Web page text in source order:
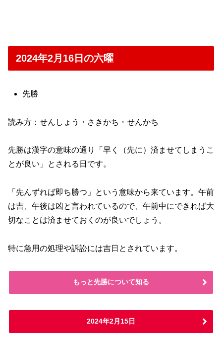
2024年2月16日の六曜
先勝
読み方：せんしょう・さきかち・せんかち
先勝は漢字の意味の通り「早く（先に）済ませてしまうこ
とが良い」とされる日です。
「先んずれば即ち勝つ」という意味から来ています。午前
は吉、午後は凶と言われているので、午前中にできれば大
切なことは済ませておくのが良いでしょう。
特に急用の処理や訴訟には吉日とされています。
もっと先勝について知る
2024年2月15日